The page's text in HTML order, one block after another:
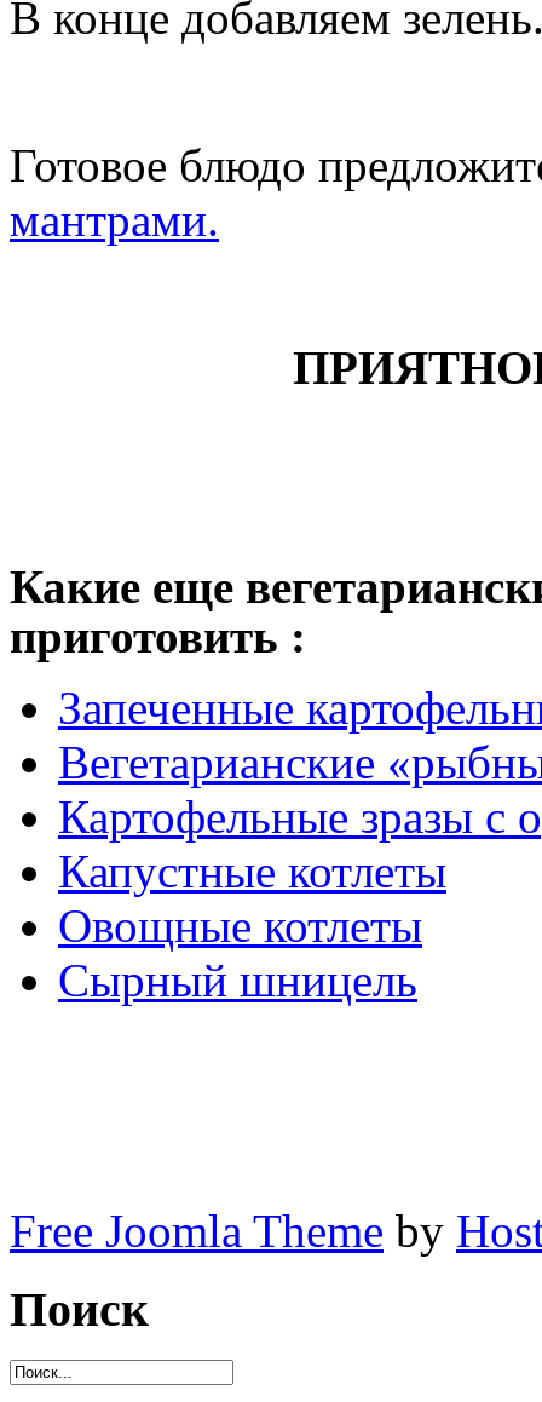
В конце добавляем
Готовое блюдо
мантрами.
Какие еще
приготовить :
Запеченные
Вегетарианские
Картофельные зразы с
Капустные котлеты
Овощные котлеты
Сырный шницель
Free Joomla Theme by
Поиск